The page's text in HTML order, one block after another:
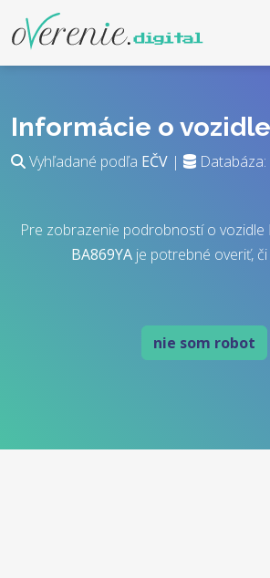
Informácie o vozidle
Vyhľadané podľa EČV | Databáza:
Pre zobrazenie podrobností o vozidle
BA869YA je potrebné overiť,
nie som robot